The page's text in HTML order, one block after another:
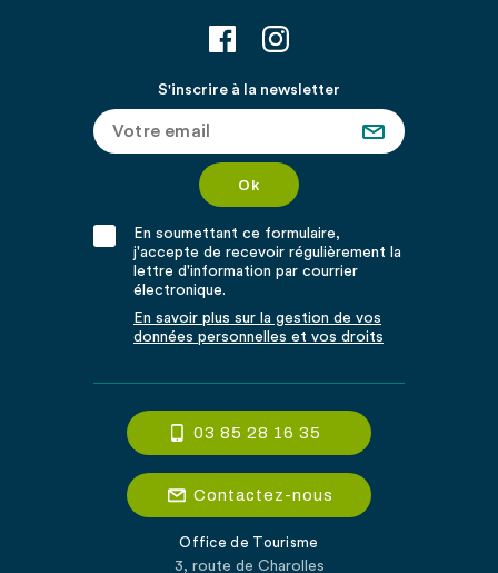
S'inscrire à la newsletter
En soumettant ce formulaire,
j'accepte de recevoir régulièrement la
lettre d'information par courrier
électronique.
En savoir plus sur la gestion de vos
données personnelles et vos droits
03 85 28 16 35
Contactez-nous
Office de Tourisme
3, route de Charolles